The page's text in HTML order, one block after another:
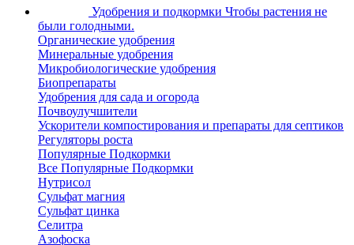
Удобрения и подкормки Чтобы растения не
были голодными.
Органические удобрения
Минеральные удобрения
Микробиологические удобрения
Биопрепараты
Удобрения для сада и огорода
Почвоулучшители
Ускорители компостирования и препараты для септиков
Регуляторы роста
Популярные Подкормки
Все Популярные Подкормки
Нутрисол
Сульфат магния
Сульфат цинка
Селитра
Азофоска